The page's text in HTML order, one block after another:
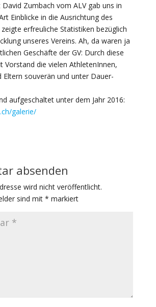
Zumbach vom ALV gab uns in
Einblicke in die Ausrichtung des
erfreuliche Statistiken bezüglich
unseres Vereins. Ah, da waren ja
Geschäfte der GV: Durch diese
Vorstand die vielen AthletenInnen,
Eltern souverän und unter Dauer-
aufgeschaltet unter dem Jahr 2016:
galerie/
absenden
wird nicht veröffentlicht.
sind mit * markiert